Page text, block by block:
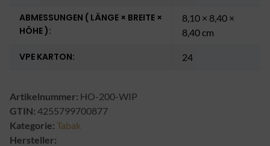
ABMESSUNGEN ( LÄNGE × BREITE ×
HÖHE ):
8,10 × 8,40 ×
8,40 cm
VPE KARTON: 24
Artikelnummer: HO-200-WIP
GTIN: 4255799700877
Kategorie: Tabak
Hersteller: